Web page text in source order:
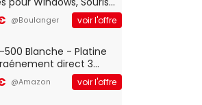
Connexion USB Plug
Taille
- Noir
@Boulanger voir l'offre
500 Blanche - Platine
direct 3
45-78 trs/min) avec
et port USB
@Amazon voir l'offre